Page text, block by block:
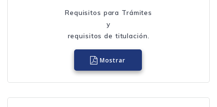
Requisitos para Trámites
y
requisitos de titulación.
Mostrar